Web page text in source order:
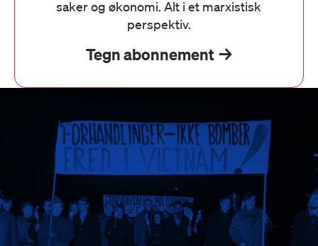
saker og økonomi. Alt i et marxistisk
perspektiv.
Tegn abonnement